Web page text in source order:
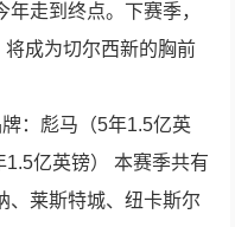
走到终点。下赛季，
将成为切尔西新的胸前
：彪马（5年1.5亿英
亿英镑） 本赛季共有
、莱斯特城、纽卡斯尔